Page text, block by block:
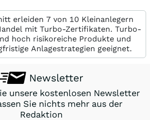
erleiden 7 von 10 Kleinanlegern
mit Turbo-Zertifikaten. Turbo-
hoch risikoreiche Produkte und
Anlagestrategien geeignet.
Newsletter
unsere kostenlosen Newsletter
Sie nichts mehr aus der
Redaktion